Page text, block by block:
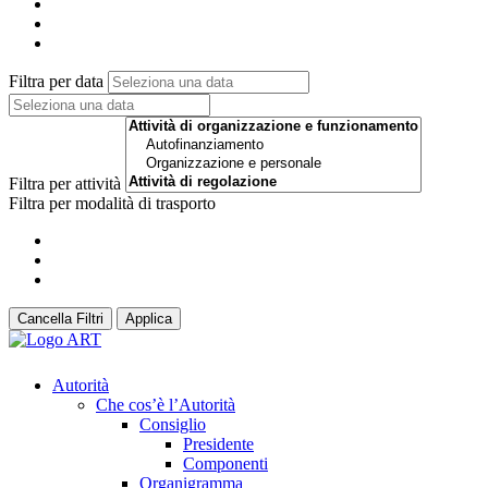
Filtra per data
Filtra per attività
Filtra per modalità di trasporto
Cancella Filtri Applica
Autorità
Che cos’è l’Autorità
Consiglio
Presidente
Componenti
Organigramma